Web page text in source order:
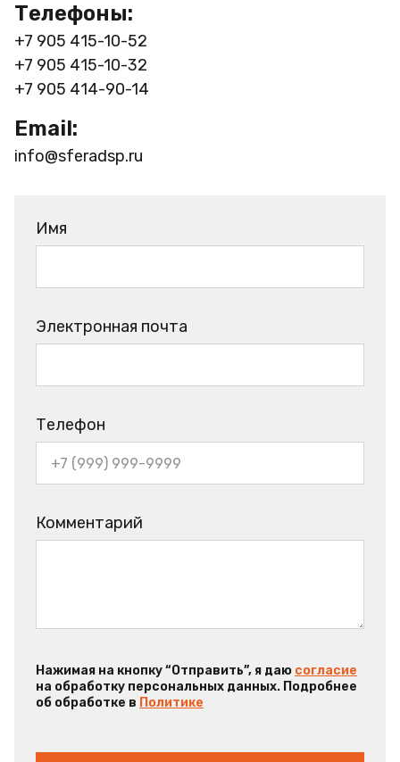
Телефоны:
+7 905 415-10-52
+7 905 415-10-32
+7 905 414-90-14
Email:
info@sferadsp.ru
Имя
Электронная почта
Телефон
Комментарий
Нажимая на кнопку “Отправить”, я даю согласие
на обработку персональных данных. Подробнее
об обработке в Политике